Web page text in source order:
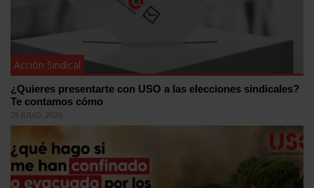
Acción Sindical
¿Quieres presentarte con USO a las elecciones sindicales?
Te contamos cómo
29 JULIO, 2026